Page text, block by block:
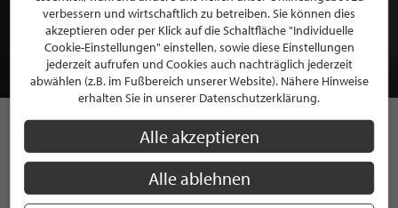
MITGLIEDSCHAFT BEI STILPUNKTE®
JETZT GRATIS BEWERBEN
STILPUNKTE AUF
INSTAGRAM
verbessern und wirtschaftlich zu betreiben. Sie können dies
akzeptieren oder per Klick auf die Schaltfläche "Individuelle
Cookie-Einstellungen" einstellen, sowie diese Einstellungen
jederzeit aufrufen und Cookies auch nachträglich jederzeit
abwählen (z.B. im Fußbereich unserer Website). Nähere Hinweise
erhalten Sie in unserer Datenschutzerklärung.
Alle akzeptieren
Alle ablehnen